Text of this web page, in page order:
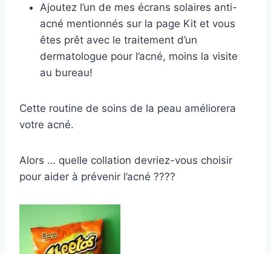
Ajoutez l’un de mes écrans solaires anti-
acné mentionnés sur la page Kit et vous
êtes prêt avec le traitement d’un
dermatologue pour l’acné, moins la visite
au bureau!
Cette routine de soins de la peau améliorera
votre acné.
Alors … quelle collation devriez-vous choisir
pour aider à prévenir l’acné ????